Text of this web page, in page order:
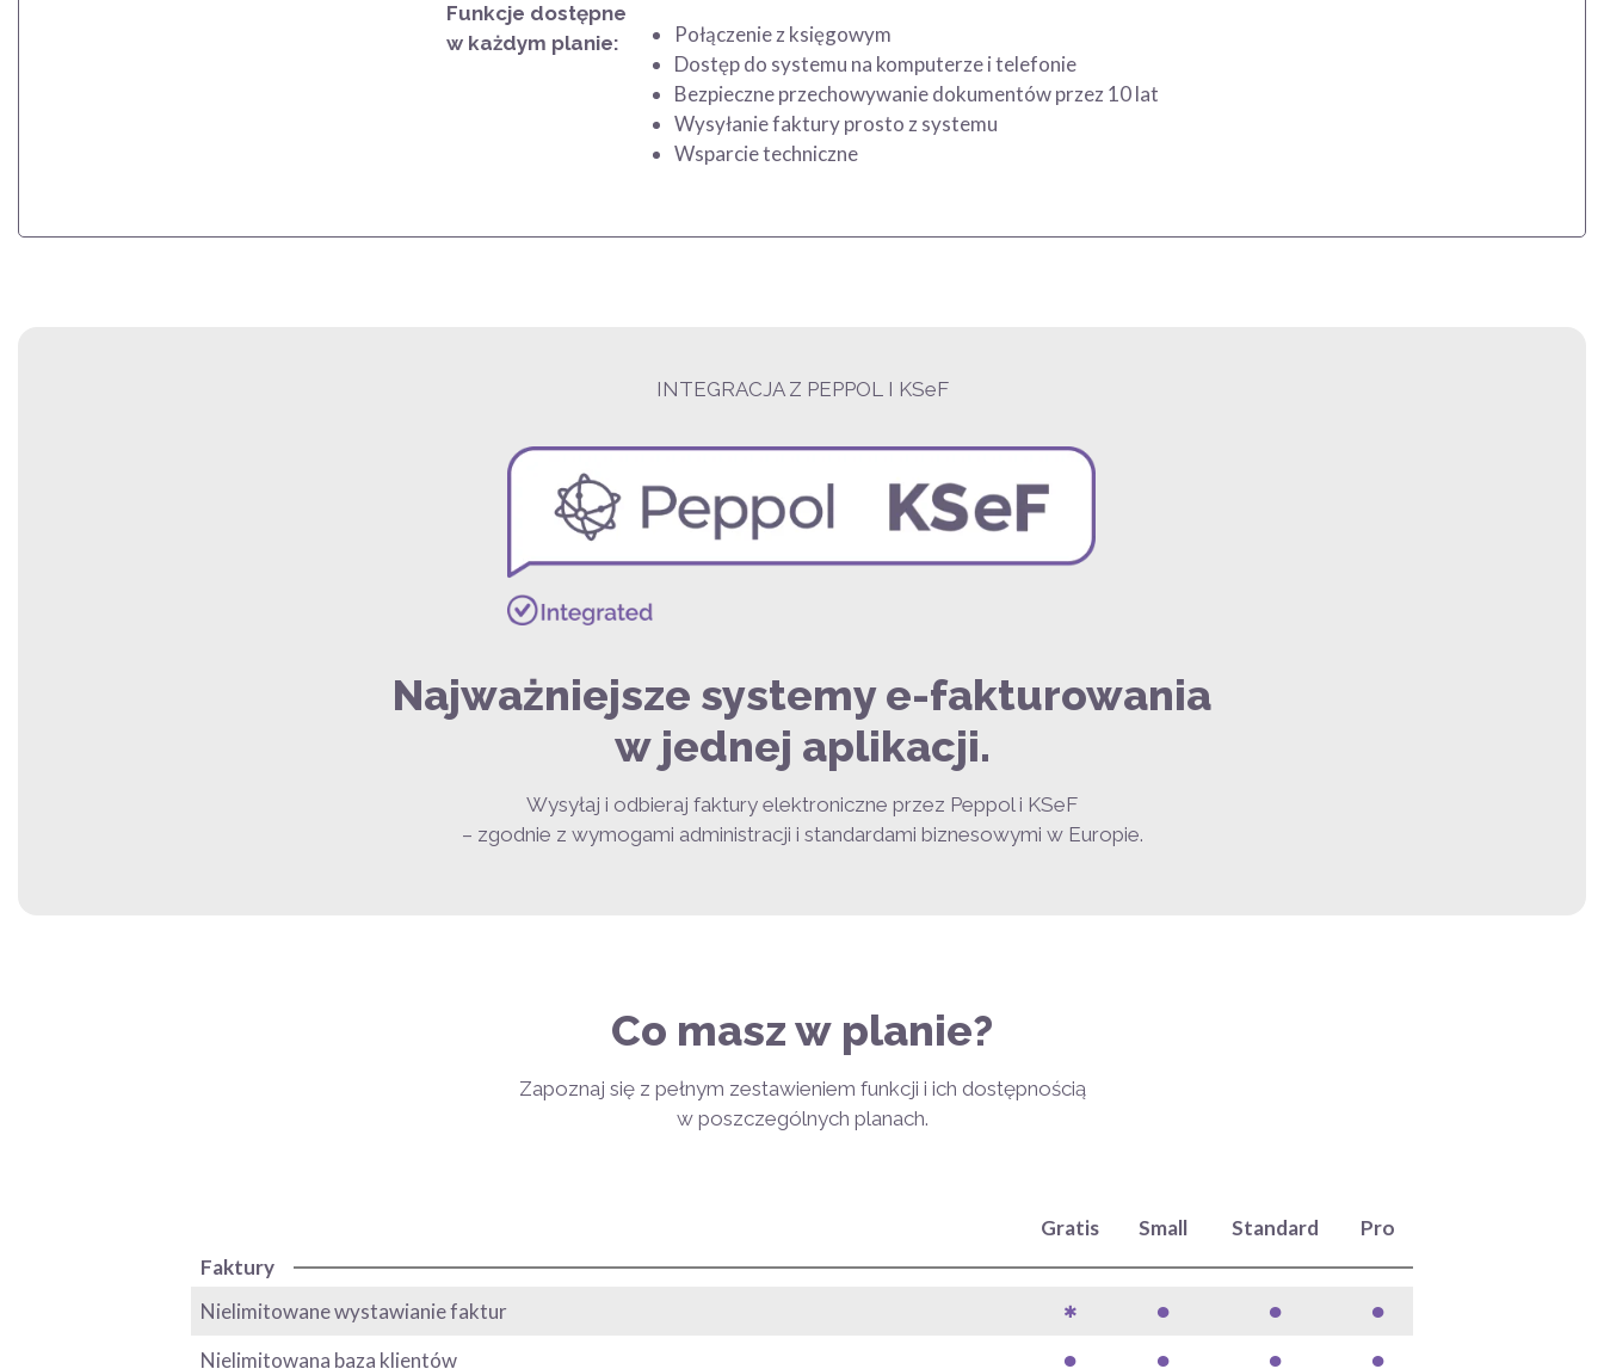
Funkcje dostępne
w każdym planie:
Połączenie z księgowym
Dostęp do systemu na komputerze i telefonie
Bezpieczne przechowywanie dokumentów przez 10 lat
Wysyłanie faktury prosto z systemu
Wsparcie techniczne
INTEGRACJA Z PEPPOL I KSeF
Najważniejsze systemy e-fakturowania
w jednej aplikacji.
Wysyłaj i odbieraj faktury elektroniczne przez Peppol i KSeF
– zgodnie z wymogami administracji i standardami biznesowymi w Europie.
Co masz w planie?
Zapoznaj się z pełnym zestawieniem funkcji i ich dostępnością
w poszczególnych planach.
Gratis Small Standard
Pro
Faktury
Nielimitowane wystawianie faktur
✱ ● ● ●
Nielimitowana baza klientów ● ● ● ●